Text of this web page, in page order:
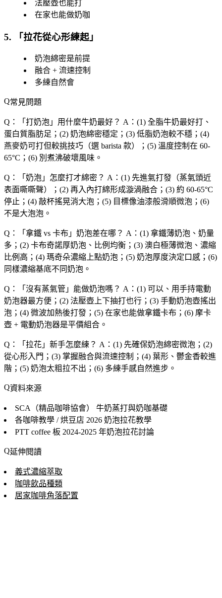
法壓壺也能打
在家也能做奶咖
5. 「拉花從心形練起 」
奶泡綿密是前提
融合 + 流速控制
多練自然會
常見問題
Q：「 打奶泡 」用什麼牛奶最好？ A：(1) 全脂牛奶最好打、
蛋白質脂肪足；(2) 奶泡綿密穩定；(3) 低脂奶泡較不穩；(4)
燕麥奶可打但較挑技巧（選 barista 款）；(5) 溫度控制在 60-
65°C；(6) 別煮沸破壞風味。
Q：「 奶泡 」怎麼打才綿密？ A：(1) 先進氣打發（蒸氣頭近
表面嘶嘶聲）；(2) 再入內打綿形成漩渦融合；(3) 約 60-65°C
停止；(4) 敲杯搖晃消大泡；(5) 目標像油漆般滑順微泡；(6)
不是大泡泡。
Q：「 拿鐵 vs 卡布 」奶泡差在哪？ A：(1) 拿鐵薄奶泡、奶量
多；(2) 卡布奇諾厚奶泡、比例均衡；(3) 澳白極薄微泡、濃縮
比例高；(4) 瑪奇朵濃縮上點奶泡；(5) 奶泡厚度決定口感；(6)
同樣濃縮基底不同奶泡。
Q：「 沒有蒸氣管 」能做奶泡嗎？ A：(1) 可以、用手持電動
奶泡器最方便；(2) 法壓壺上下抽打也行；(3) 手動奶泡壺搖出
泡；(4) 微波加熱後打發；(5) 在家也能做拿鐵卡布；(6) 摩卡
壺 + 電動奶泡器是平價組合。
Q：「 拉花 」新手怎麼練？ A：(1) 先確保奶泡綿密微泡；(2)
從心形入門；(3) 掌握融合與流速控制；(4) 葉形、鬱金香較進
階；(5) 奶泡太粗拉不出；(6) 多練手感自然進步。
資料來源
SCA（精品咖啡協會）
牛奶蒸打與奶咖基礎
各咖啡教學 / 烘豆店 2026 奶泡拉花教學
PTT coffee 板 2024-2025 年奶泡拉花討論
延伸閱讀
義式濃縮萃取
咖啡飲品種類
居家咖啡角落配置